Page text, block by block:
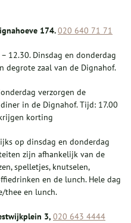
174.020 640 71 71
12.30. Dinsdag en donderdag
degrote zaal van de Dignahof.
verzorgen de
in de Dignahof. Tijd: 17.00
korting
op dinsdag en donderdag
zijn afhankelijk van de
spelletjes, knutselen,
en de lunch. Hele dag
thee en lunch.
3, 020 643 4444